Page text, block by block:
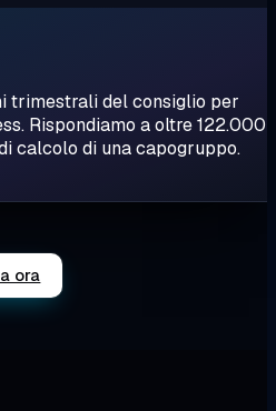
trimestrali del consiglio per
Rispondiamo a oltre 122.000
calcolo di una capogruppo.
ora